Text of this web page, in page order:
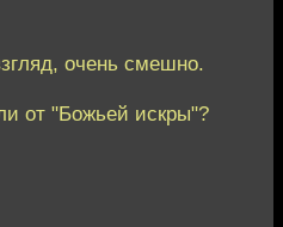
очень смешно.
от "Божьей искры"?